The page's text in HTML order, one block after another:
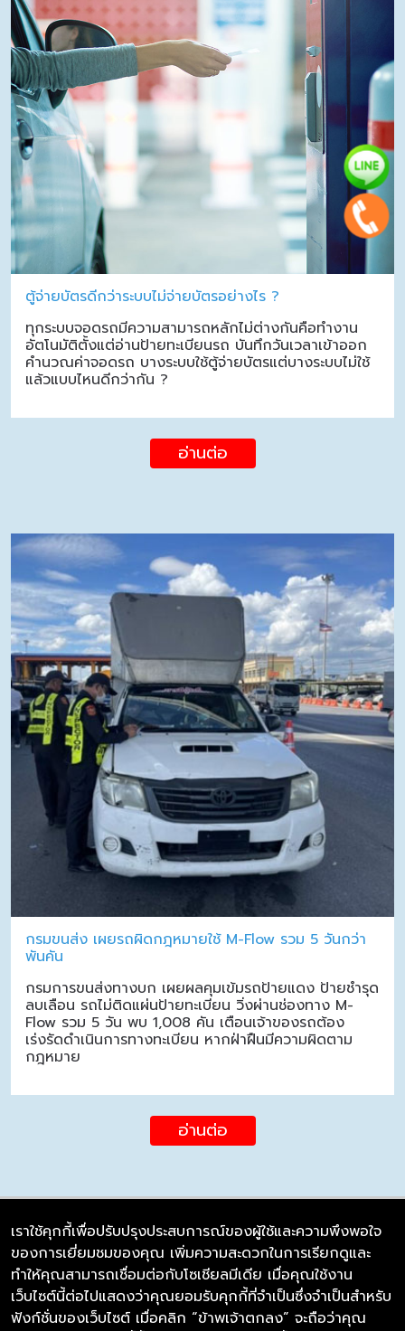
ตู้จ่ายบัตรดีกว่าระบบไม่จ่ายบัตรอย่างไร ?
ทุกระบบจอดรถมีความสามารถหลักไม่ต่างกันคือทำงาน
อัตโนมัติตั้งแต่อ่านป้ายทะเบียนรถ บันทึกวันเวลาเข้าออก
คำนวณค่าจอดรถ บางระบบใช้ตู้จ่ายบัตรแต่บางระบบไม่ใช้
แล้วแบบไหนดีกว่ากัน ?
อ่านต่อ
กรมขนส่ง เผยรถผิดกฎหมายใช้ M-Flow รวม 5 วันกว่า
พันคัน
กรมการขนส่งทางบก เผยผลคุมเข้มรถป้ายแดง ป้ายชำรุด
ลบเลือน รถไม่ติดแผ่นป้ายทะเบียน วิ่งผ่านช่องทาง M-
Flow รวม 5 วัน พบ 1,008 คัน เตือนเจ้าของรถต้อง
เร่งรัดดำเนินการทางทะเบียน หากฝ่าฝืนมีความผิดตาม
กฎหมาย
อ่านต่อ
บริษัท ซิมลิงค์ จำกัด
98/226 Bangrakyai-Baanmai Road,
Bangyai, Nonthaburi 11140
เราใช้คุกกี้เพื่อปรับปรุงประสบการณ์ของผู้ใช้และความพึงพอใจ
ของการเยี่ยมชมของคุณ เพิ่มความสะดวกในการเรียกดูและ
ทำให้คุณสามารถเชื่อมต่อกับโซเชียลมีเดีย เมื่อคุณใช้งาน
เว็บไซต์นี้ต่อไปแสดงว่าคุณยอมรับคุกกี้ที่จำเป็นซึ่งจำเป็นสำหรับ
ฟังก์ชั่นของเว็บไซต์ เมื่อคลิก “ข้าพเจ้าตกลง” จะถือว่าคุณ